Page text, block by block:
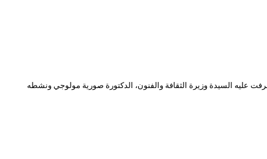
14 جوان 2022، احتفالية باليوم العالمي للطفل الإفريقي، المصادف ليوم 16 جوان من كل عام، وقد أشرفت عليه السيدة وزيرة الثقافة والفنون، الدكتورة صورية مولوجي ونشطه